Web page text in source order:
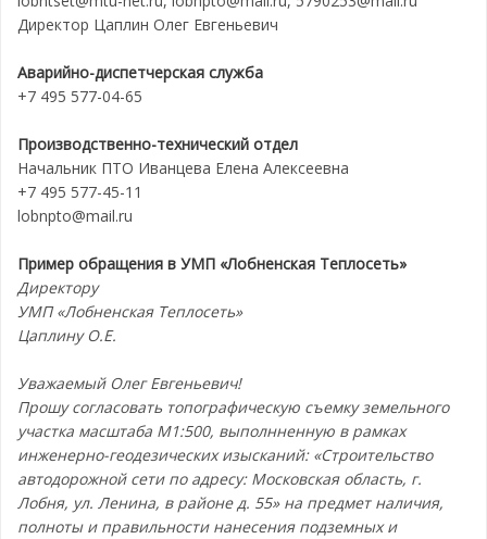
Директор Цаплин Олег Евгеньевич
Аварийно-диспетчерская служба
+7 495 577-04-65
Производственно-технический отдел
Начальник ПТО Иванцева Елена Алексеевна
+7 495 577-45-11
lobnpto@mail.ru
Пример обращения в УМП «Лобненская Теплосеть»
Директору
УМП «Лобненская Теплосеть»
Цаплину О.Е.
Уважаемый Олег Евгеньевич!
Прошу согласовать топографическую съемку земельного
участка масштаба М1:500, выполнненную в рамках
инженерно-геодезических изысканий: «Строительство
автодорожной сети по адресу: Московская область, г.
Лобня, ул. Ленина, в районе д. 55» на предмет наличия,
полноты и правильности нанесения подземных и